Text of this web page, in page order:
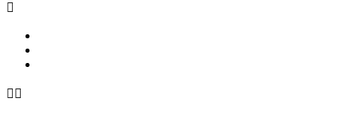

 